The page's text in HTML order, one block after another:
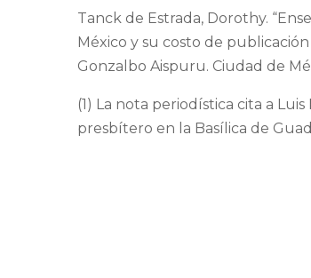
Tanck de Estrada, Dorothy.
México y su costo de publicación
Gonzalbo Aispuru. Ciudad de
(1) La nota periodística cita a
presbítero en la Basílica de